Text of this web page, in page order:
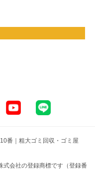
番｜粗大ゴミ回収・ゴミ屋
式会社の登録商標です（登録番